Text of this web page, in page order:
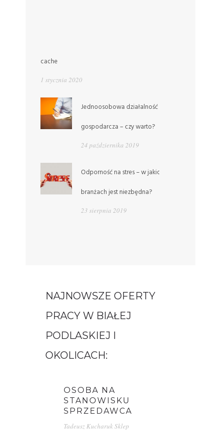
cache
1 stycznia 2020
Jednoosobowa działalność
gospodarcza – czy warto?
24 października 2019
Odporność na stres – w jakich
branżach jest niezbędna?
23 sierpnia 2019
NAJNOWSZE OFERTY
PRACY W BIAŁEJ
PODLASKIEJ I
OKOLICACH:
OSOBA NA
STANOWISKU
SPRZEDAWCA
Tadeusz Kucharuk Sklep